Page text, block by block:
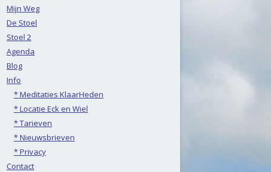
Mijn Weg
De Stoel
Stoel 2
Agenda
Blog
Info
* Meditaties KlaarHeden
* Locatie Eck en Wiel
* Tarieven
* Nieuwsbrieven
* Privacy
Contact